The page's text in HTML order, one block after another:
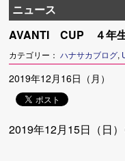
ニュース
AVANTI CUP ４年
カテゴリー：ハナサカブログ,
2019年12月16日（月）
2019年12月15日（日